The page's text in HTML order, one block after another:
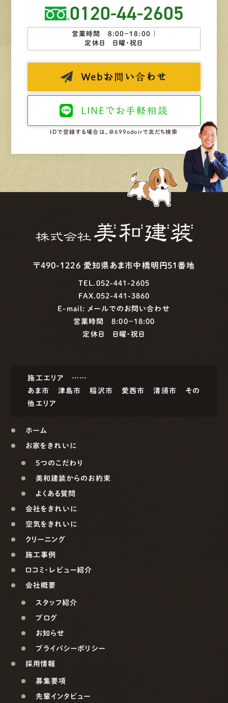
0120-44-2605
営業時間 8:00−18:00 ｜
定休日 日曜・祝日
Web お問い合わせ
LINEで お手軽相談
IDで登録する場合は、@699odoirで友だち検索
〒490-1226 愛知県あま市中橋明円51番地
TEL.052-441-2605
FAX.052-441-3860
E-mail: メールでのお問い合わせ
営業時間 8:00−18:00
定休日 日曜・祝日
施工エリア ……
あま市
津島市 稲沢市 愛西市 清須市
その
他エリア
ホーム
お家をきれいに
5つのこだわり
美和建装からのお約束
よくある質問
会社をきれいに
空気をきれいに
クリーニング
施工事例
口コミ・レビュー紹介
会社概要
スタッフ紹介
ブログ
お知らせ
プライバシーポリシー
採用情報
募集要項
先輩インタビュー